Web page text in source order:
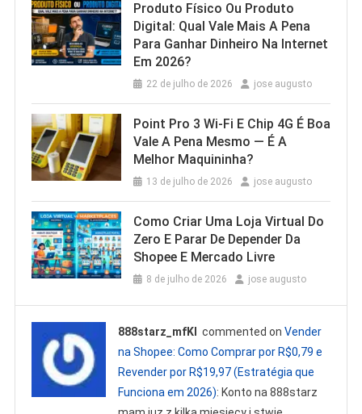
Produto Físico Ou Produto
Digital: Qual Vale Mais A Pena
Para Ganhar Dinheiro Na Internet
Em 2026?
22 de julho de 2026 jose augusto
Point Pro 3 Wi‑Fi E Chip 4G É Boa
Vale A Pena Mesmo — É A
Melhor Maquininha?
13 de julho de 2026 jose augusto
Como Criar Uma Loja Virtual Do
Zero E Parar De Depender Da
Shopee E Mercado Livre
8 de julho de 2026 jose augusto
888starz_mfKl commented onVender
na Shopee: Como Comprar por R$0,79 e
Revender por R$19,97 (Estratégia que
Funciona em 2026): Konto na 888starz